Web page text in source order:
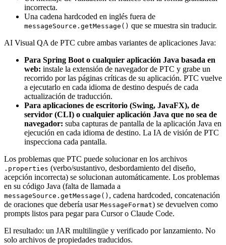
incorrecta.
Una cadena hardcoded en inglés fuera de
messageSource.getMessage() que se muestra sin traducir.
AI Visual QA de PTC cubre ambas variantes de aplicaciones Java:
Para Spring Boot o cualquier aplicación Java basada en
web: instale la extensión de navegador de PTC y grabe un
recorrido por las páginas críticas de su aplicación. PTC vuelve
a ejecutarlo en cada idioma de destino después de cada
actualización de traducción.
Para aplicaciones de escritorio (Swing, JavaFX), de
servidor (CLI) o cualquier aplicación Java que no sea de
navegador: suba capturas de pantalla de la aplicación Java en
ejecución en cada idioma de destino. La IA de visión de PTC
inspecciona cada pantalla.
Los problemas que PTC puede solucionar en los archivos
.properties (verbo/sustantivo, desbordamiento del diseño,
acepción incorrecta) se solucionan automáticamente. Los problemas
en su código Java (falta de llamada a
messageSource.getMessage() , cadena hardcoded, concatenación
de oraciones que debería usar MessageFormat) se devuelven como
prompts listos para pegar para Cursor o Claude Code.
El resultado: un JAR multilingüe y verificado por lanzamiento. No
solo archivos de propiedades traducidos.